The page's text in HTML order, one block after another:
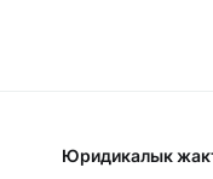
Юридикалык